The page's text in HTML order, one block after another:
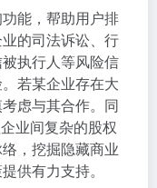
功能，帮助用户排
的司法诉讼、行
执行人等风险信
若某企业存在大
虑与其合作。同
业间复杂的股权
，挖掘隐藏商业
供有力支持。